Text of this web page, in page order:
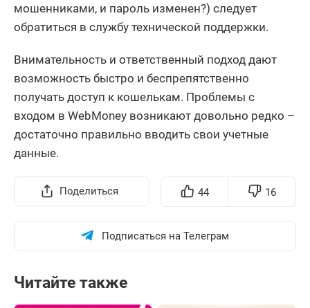
мошенниками, и пароль изменен?) следует
обратиться в службу технической поддержки.
Внимательность и ответственный подход дают
возможность быстро и беспрепятственно
получать доступ к кошелькам. Проблемы с
входом в WebMoney возникают довольно редко –
достаточно правильно вводить свои учетные
данные.
Поделиться 44 16
Подписаться на Телеграм
Читайте также